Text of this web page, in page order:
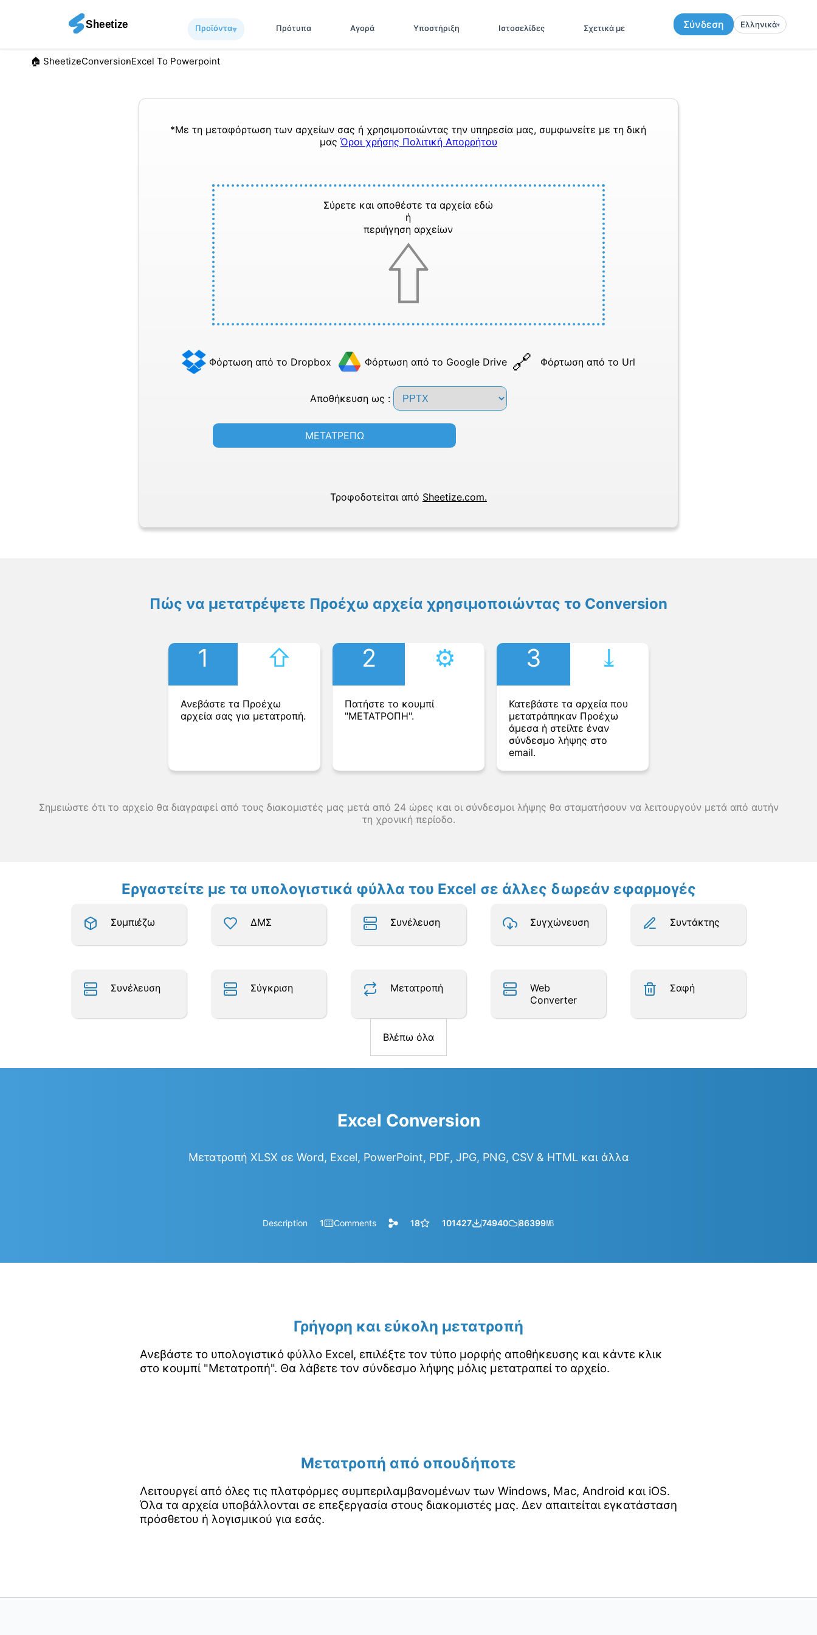
Προϊόντα▾︎ Πρότυπα Αγορά Υποστήριξη Ιστοσελίδες Σχετικά με Σύνδεση Ελληνικά▾︎
🏠︎ SheetizeConversionExcel To Powerpoint
*Με τη μεταφόρτωση των αρχείων σας ή χρησιμοποιώντας την υπηρεσία μας, συμφωνείτε με τη δική
μας Όροι χρήσης Πολιτική Απορρήτου
Σύρετε και αποθέστε τα αρχεία εδώ
ή
περιήγηση αρχείων
Φόρτωση από το Dropbox Φόρτωση από το Google Drive Φόρτωση από το Url
Αποθήκευση ως :
ΜΕΤΑΤΡΕΠΩ
Τροφοδοτείται από Sheetize.com.
Πώς να μετατρέψετε Προέχω αρχεία χρησιμοποιώντας το Conversion
1 ⇧︎
Ανεβάστε τα Προέχω
αρχεία σας για μετατροπή.
2 ⚙︎
Πατήστε το κουμπί
"ΜΕΤΑΤΡΟΠΗ".
3 ⤓︎
Κατεβάστε τα αρχεία που
μετατράπηκαν Προέχω
άμεσα ή στείλτε έναν
σύνδεσμο λήψης στο
email.
Σημειώστε ότι το αρχείο θα διαγραφεί από τους διακομιστές μας μετά από 24 ώρες και οι σύνδεσμοι λήψης θα σταματήσουν να λειτουργούν μετά από αυτήν
τη χρονική περίοδο.
Εργαστείτε με τα υπολογιστικά φύλλα του Excel σε άλλες δωρεάν εφαρμογές
Συμπιέζω ΔΜΣ Συνέλευση Συγχώνευση Συντάκτης
Συνέλευση Σύγκριση Μετατροπή
Web
Converter
Σαφή
Βλέπω όλα
Excel Conversion
Μετατροπή XLSX σε Word, Excel, PowerPoint, PDF, JPG, PNG, CSV & HTML και άλλα
Description 1 Comments 18 101427 74940 86399㎆︎
Γρήγορη και εύκολη μετατροπή
Ανεβάστε το υπολογιστικό φύλλο Excel, επιλέξτε τον τύπο μορφής αποθήκευσης και κάντε κλικ
στο κουμπί "Μετατροπή". Θα λάβετε τον σύνδεσμο λήψης μόλις μετατραπεί το αρχείο.
Μετατροπή από οπουδήποτε
Λειτουργεί από όλες τις πλατφόρμες συμπεριλαμβανομένων των Windows, Mac, Android και iOS.
Όλα τα αρχεία υποβάλλονται σε επεξεργασία στους διακομιστές μας. Δεν απαιτείται εγκατάσταση
πρόσθετου ή λογισμικού για εσάς.